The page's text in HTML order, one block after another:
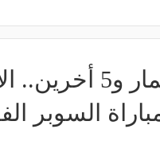
شملت نيمار
السوبر